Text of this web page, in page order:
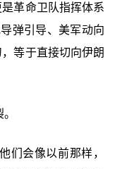
革命卫队指挥体系
弹引导、美军动向
等于直接切向伊朗
们会像以前那样，